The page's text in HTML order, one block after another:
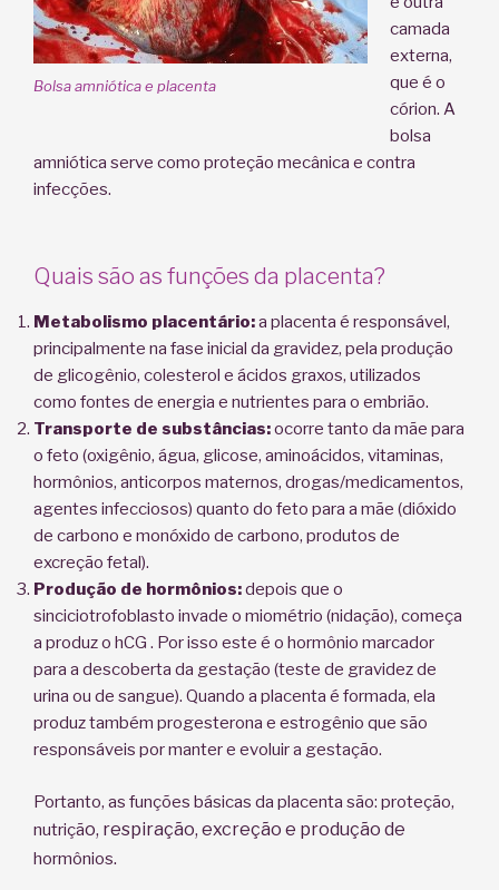
Bolsa amniótica e placenta
camada
externa,
que é o
córion. A
bolsa
amniótica serve como proteção mecânica e contra
infecções.
Quais são as funções da placenta?
Metabolismo placentário:a placenta é responsável,
principalmente na fase inicial da gravidez, pela produção
de glicogênio, colesterol e ácidos graxos, utilizados
como fontes de energia e nutrientes para o embrião.
Transporte de substâncias:ocorre tanto da mãe para
o feto (oxigênio, água, glicose, aminoácidos, vitaminas,
hormônios, anticorpos maternos, drogas/medicamentos,
agentes infecciosos) quanto do feto para a mãe (dióxido
de carbono e monóxido de carbono, produtos de
excreção fetal).
Produção de hormônios:depois que o
sinciciotrofoblasto invade o miométrio (nidação), começa
a produz o hCG . Por isso este é o hormônio marcador
para a descoberta da gestação (teste de gravidez de
urina ou de sangue). Quando a placenta é formada, ela
produz também progesterona e estrogênio que são
responsáveis por manter e evoluir a gestação.
Portanto, as funções básicas da placenta são: proteção,
nutrição, respiração, excreção e produção de
hormônios.